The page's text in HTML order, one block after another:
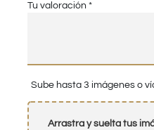
Tu valoración *
Sube hasta 3 imágenes o
Arrastra y suelta tus